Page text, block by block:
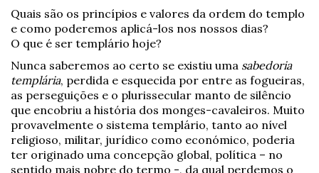
Quais são os princípios e valores da ordem do templo
e como poderemos aplicá-los nos nossos dias?
O que é ser templário hoje?
Nunca saberemos ao certo se existiu uma sabedoria
templária, perdida e esquecida por entre as fogueiras,
as perseguições e o plurissecular manto de silêncio
que encobriu a história dos monges-cavaleiros. Muito
provavelmente o sistema templário, tanto ao nível
religioso, militar, jurídico como económico, poderia
ter originado uma concepção global, política – no
sentido mais nobre do termo -, da qual perdemos o